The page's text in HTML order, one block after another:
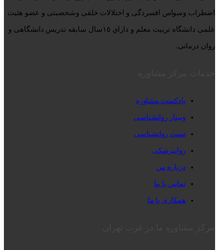
اضطراب وسواس افسردگی و اختلالات خلقی وشخصيتی و عضو هئيت
علمی دانشگاه تربيت معلم و داراي ١٥سال سابقه تدريس دانشگاهی و
روان درمانی.
پادکست مشاوره
وبینار روانشناسی
تست روانشناسی
روانپزشکی
درباره من
تماس با ما
همکاری با ما